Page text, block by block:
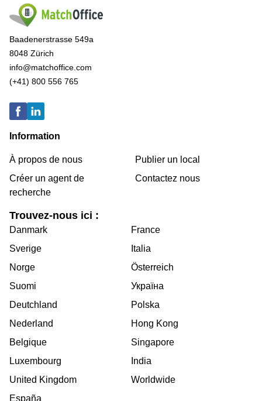
Baadenerstrasse 549a
8048 Zürich
info@matchoffice.com
(+41) 800 556 765
Information
À propos de nous
Créer un agent de
recherche
Publier un local
Contactez nous
Trouvez-nous ici :
Danmark
Sverige
Norge
Suomi
Deutchland
Nederland
Belgique
Luxembourg
United Kingdom
España
France
Italia
Österreich
Україна
Polska
Hong Kong
Singapore
India
Worldwide